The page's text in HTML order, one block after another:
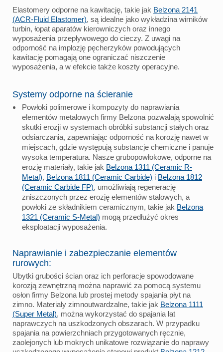
Elastomery odporne na kawitację, takie jak Belzona 2141
(ACR-Fluid Elastomer), są idealne jako wykładzina wirników
turbin, łopat aparatów kierowniczych oraz innego
wyposażenia przepływowego do cieczy. Z uwagi na
odporność na implozję pęcherzyków powodujących
kawitację pomagają one ograniczać niszczenie
wyposażenia, a w efekcie także koszty operacyjne.
Systemy odporne na ścieranie
Powłoki polimerowe i kompozyty do naprawiania
elementów metalowych firmy Belzona pozwalają spowolnić
skutki erozji w systemach obróbki substancji stałych oraz
odsiarczania, zapewniając odporność na korozję nawet w
miejscach, gdzie występują substancje chemiczne i panuje
wysoka temperatura. Nasze grubopowłokowe, odporne na
erozję materiały, takie jak Belzona 1311 (Ceramic R-
Metal), Belzona 1811 (Ceramic Carbide) i Belzona 1812
(Ceramic Carbide FP), umożliwiają regenerację
zniszczonych przez erozję elementów stalowych, a
powłoki ze składnikiem ceramicznym, takie jak Belzona
1321 (Ceramic S-Metal) mogą przedłużyć okres
eksploatacji wyposażenia.
Naprawianie i zabezpieczanie elementów
rurowych:
Ubytki grubości ścian oraz ich perforacje spowodowane
korozją zewnętrzną można naprawić za pomocą systemu
osłon firmy Belzona lub prostej metody spajania płyt na
zimno. Materiały zimnoutwardzalne, takie jak Belzona 1111
(Super Metal), można wykorzystać do spajania łat
naprawczych na uszkodzonych obszarach. W przypadku
spajania na powierzchniach przygotowanych ręcznie,
zaolejonych lub mokrych unikatowe rozwiązanie do naprawy